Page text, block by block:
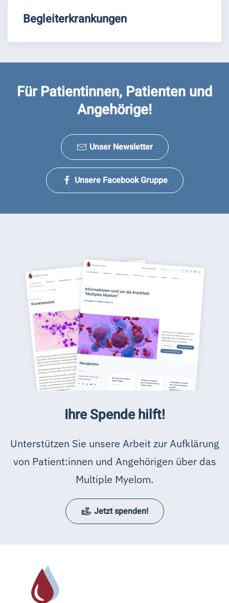
Begleiterkrankungen
Für Patientinnen, Patienten und
Angehörige!
Unser Newsletter
Unsere Facebook Gruppe
Ihre Spende hilft!
Unterstützen Sie unsere Arbeit zur Aufklärung
von Patient:innen und Angehörigen über das
Multiple Myelom.
Jetzt spenden!